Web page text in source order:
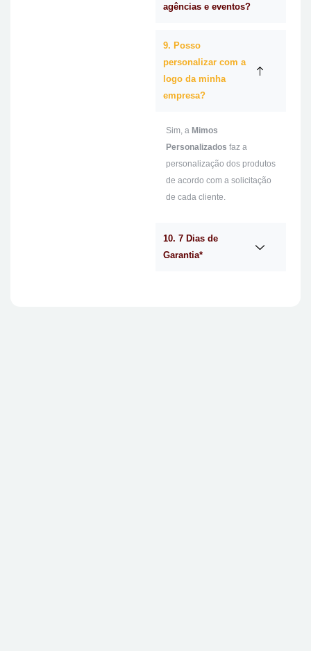
agências e eventos?
9. Posso
personalizar com a
logo da minha
empresa?
Sim, a Mimos
Personalizados faz a
personalização dos produtos
de acordo com a solicitação
de cada cliente.
10. 7 Dias de
Garantia*